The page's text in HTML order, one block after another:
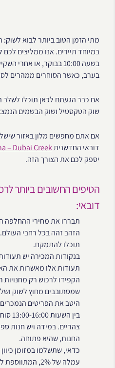
מתי הזמן הטוב ביותר לבוא
במיוחד תיירים. אנו ממליצים
בערב, כאשר הסוחרים ממהרים
אם כבר הגעתם לכאן תוכלו לשלב
שוק הטקסטיל ושוק הבשמים
אם אתם מחפשים מלון באזור
דובאי החדשנית– Dubai Creek
יספק לכם את הצורך הזה.
הטיפים החשובים ביותר
דובאי:
תבררו את מחירי ההחלפה
הזהב זהה בכל רחבי
תוכלו להתמקח.
בנקודות המכירה יש
תעודות אלו מאשרות את
הקפידו לרכוש רק מחנויות
שמסתובבים מחוץ לשוק
היטב את הפריטים
בין
צהריים. במידה ויש חנות
החנות, שהיא פתוחה.
כדאי, שתשלמו במזומן
עמלה של 2%, המתווספת לעסקה.